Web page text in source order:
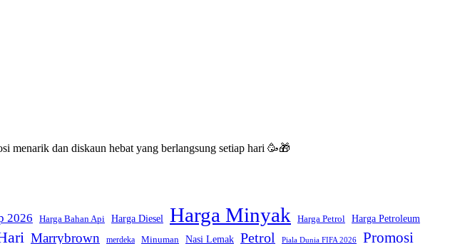
menarik dan diskaun hebat yang berlangsung setiap hari 🥳🎁
2026 Harga Bahan Api Harga Diesel Harga Minyak Harga Petrol Harga Petroleum
Marrybrown merdeka Minuman Nasi Lemak Petrol Piala Dunia FIFA 2026 Promosi